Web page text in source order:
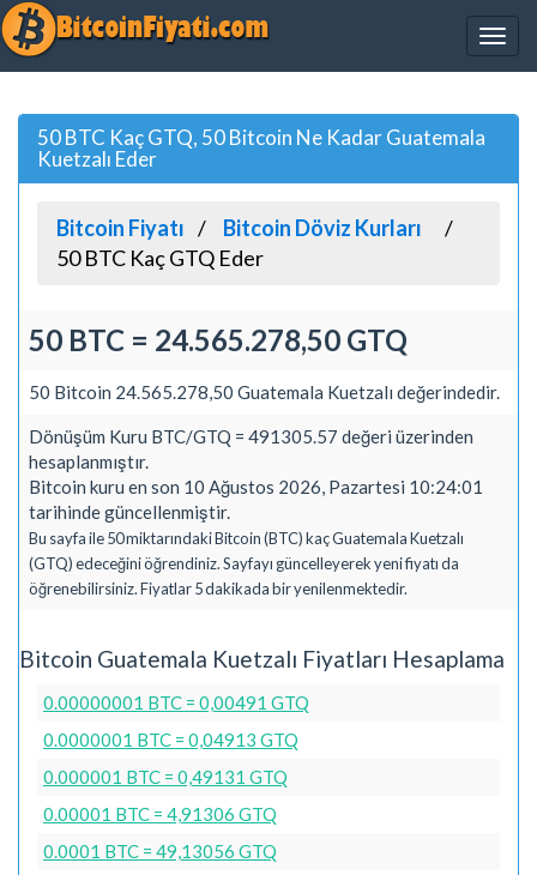
50 BTC Kaç GTQ, 50 Bitcoin Ne Kadar Guatemala
Kuetzalı Eder
Bitcoin Fiyatı
Bitcoin Döviz Kurları
50 BTC Kaç GTQ Eder
50 BTC = 24.565.278,50 GTQ
50 Bitcoin 24.565.278,50 Guatemala Kuetzalı değerindedir.
Dönüşüm Kuru BTC/GTQ = 491305.57 değeri üzerinden
hesaplanmıştır.
Bitcoin kuru en son 10 Ağustos 2026, Pazartesi 10:24:01
tarihinde güncellenmiştir.
Bu sayfa ile 50 miktarındaki Bitcoin (BTC) kaç Guatemala Kuetzalı
(GTQ) edeceğini öğrendiniz. Sayfayı güncelleyerek yeni fiyatı da
öğrenebilirsiniz. Fiyatlar 5 dakikada bir yenilenmektedir.
Bitcoin Guatemala Kuetzalı Fiyatları Hesaplama
0.00000001 BTC = 0,00491 GTQ
0.0000001 BTC = 0,04913 GTQ
0.000001 BTC = 0,49131 GTQ
0.00001 BTC = 4,91306 GTQ
0.0001 BTC = 49,13056 GTQ